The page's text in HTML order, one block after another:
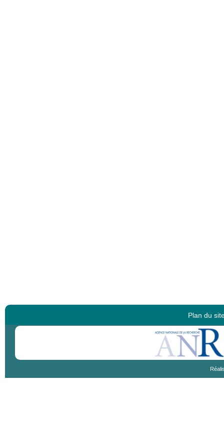
Plan du